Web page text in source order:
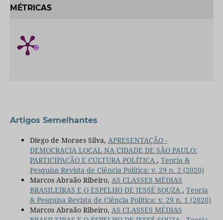
MÉTRICAS
Artigos Semelhantes
Diego de Moraes Silva, APRESENTAÇÃO -
DEMOCRACIA LOCAL NA CIDADE DE SÃO PAULO:
PARTICIPAÇÃO E CULTURA POLÍTICA , Teoria &
Pesquisa Revista de Ciência Política: v. 29 n. 2 (2020)
Marcos Abraão Ribeiro, AS CLASSES MÉDIAS
BRASILEIRAS E O ESPELHO DE JESSÉ SOUZA , Teoria
& Pesquisa Revista de Ciência Política: v. 29 n. 1 (2020)
Marcos Abraão Ribeiro, AS CLASSES MÉDIAS